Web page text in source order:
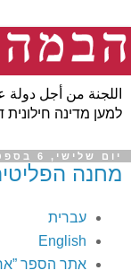
اللجنة من أجل دولة
למען מדינה
יום שלישי, 6 בספטמבר 2011
מחנה
עברית
English
אתר הספר